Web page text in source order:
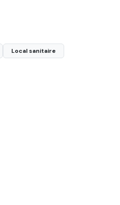
Local sanitaire